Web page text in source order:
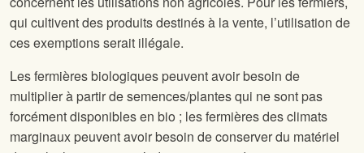
qui cultivent des produits destinés à la vente, l’utilisation de
ces exemptions serait illégale.
Les fermières biologiques peuvent avoir besoin de
multiplier à partir de semences/plantes qui ne sont pas
forcément disponibles en bio ; les fermières des climats
marginaux peuvent avoir besoin de conserver du matériel